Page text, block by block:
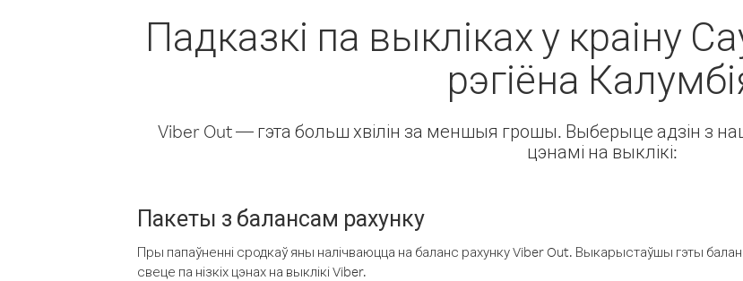
Падказкі па выкліках у краіну
рэгіёна
Viber Out — гэта больш хвілін за меншыя грошы. Выберыце адзін з
цэнамі на выклікі:
Пакеты з балансам рахунку
Пры папаўненні сродкаў яны налічваюцца на баланс рахунку Viber Out. Выкарыстаўшы гэты
свеце па нізкіх цэнах на выклікі Viber.